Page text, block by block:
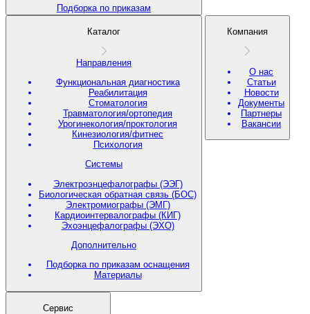
Подборка по приказам
Каталог
Направления
Функциональная диагностика
Реабилитация
Стоматология
Травматология/ортопедия
Урогинекология/проктология
Кинезиология/фитнес
Психология
Системы
Электроэнцефалографы (ЭЭГ)
Биологическая обратная связь (БОС)
Электромиографы (ЭМГ)
Кардиоинтервалографы (КИГ)
Эхоэнцефалографы (ЭХО)
Дополнительно
Подборка по приказам оснащения
Материалы
Компания
О нас
Статьи
Новости
Документы
Партнеры
Вакансии
Сервис